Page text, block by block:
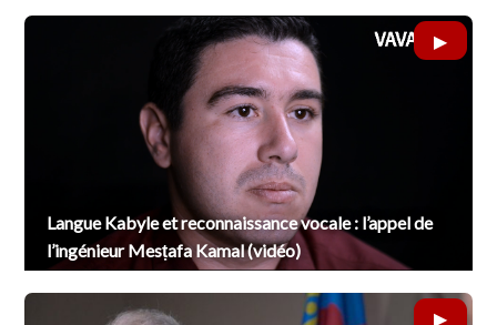
Langue Kabyle et reconnaissance vocale : l’appel de
l’ingénieur Mesṭafa Kamal (vidéo)